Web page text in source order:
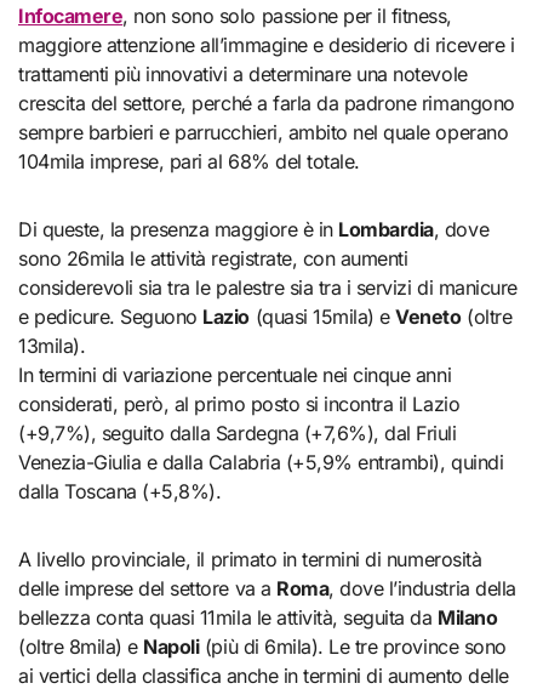
Infocamere, non sono solo passione per il fitness,
maggiore attenzione all’immagine e desiderio di ricevere i
trattamenti più innovativi a determinare una notevole
crescita del settore, perché a farla da padrone rimangono
sempre barbieri e parrucchieri, ambito nel quale operano
104mila imprese, pari al 68% del totale.
Di queste, la presenza maggiore è in Lombardia, dove
sono 26mila le attività registrate, con aumenti
considerevoli sia tra le palestre sia tra i servizi di manicure
e pedicure. Seguono Lazio (quasi 15mila) eVeneto(oltre
13mila).
In termini di variazione percentuale nei cinque anni
considerati, però, al primo posto si incontra il Lazio
(+9,7%), seguito dalla Sardegna (+7,6%), dal Friuli
Venezia-Giulia e dalla Calabria (+5,9% entrambi), quindi
dalla Toscana (+5,8%).
A livello provinciale, il primato in termini di numerosità
delle imprese del settore va a Roma, dove l’industria della
bellezza conta quasi 11mila le attività, seguita da Milano
(oltre 8mila) e Napoli(più di 6mila). Le tre province sono
ai vertici della classifica anche in termini di aumento delle